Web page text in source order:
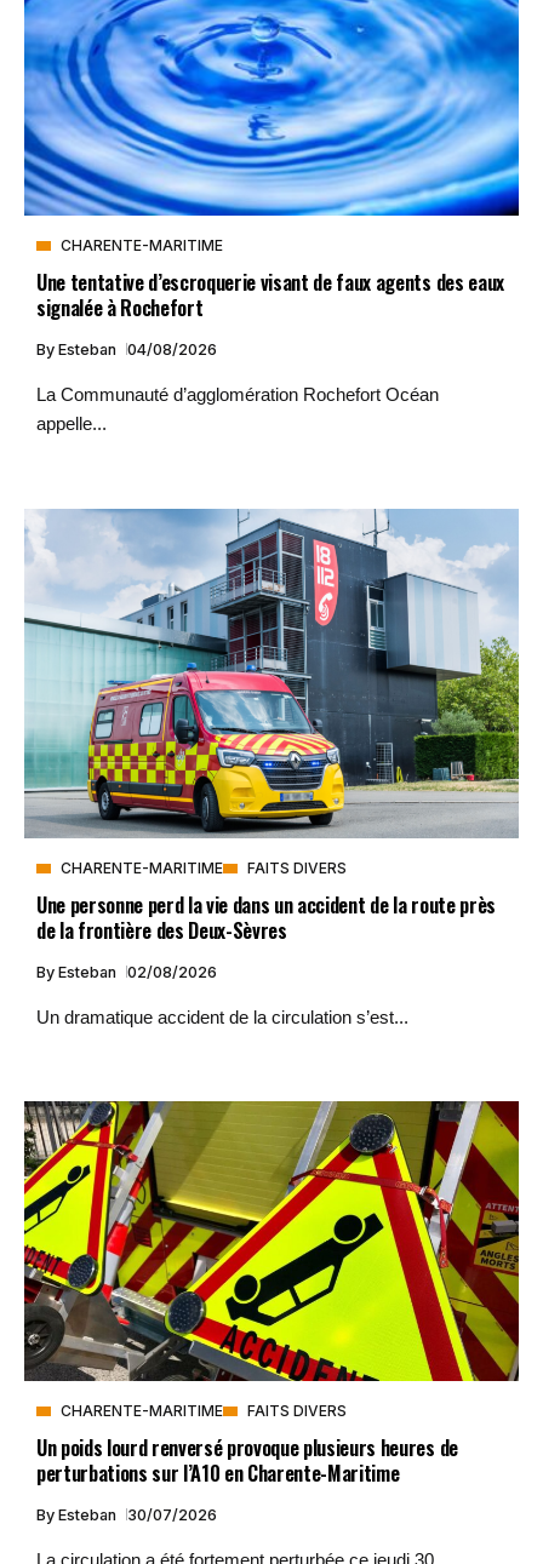
CHARENTE-MARITIME
Une tentative d’escroquerie visant de faux agents des eaux
signalée à Rochefort
By Esteban 04/08/2026
La Communauté d’agglomération Rochefort Océan
appelle...
CHARENTE-MARITIME FAITS DIVERS
Une personne perd la vie dans un accident de la route près
de la frontière des Deux-Sèvres
By Esteban 02/08/2026
Un dramatique accident de la circulation s’est...
CHARENTE-MARITIME FAITS DIVERS
Un poids lourd renversé provoque plusieurs heures de
perturbations sur l’A10 en Charente-Maritime
By Esteban 30/07/2026